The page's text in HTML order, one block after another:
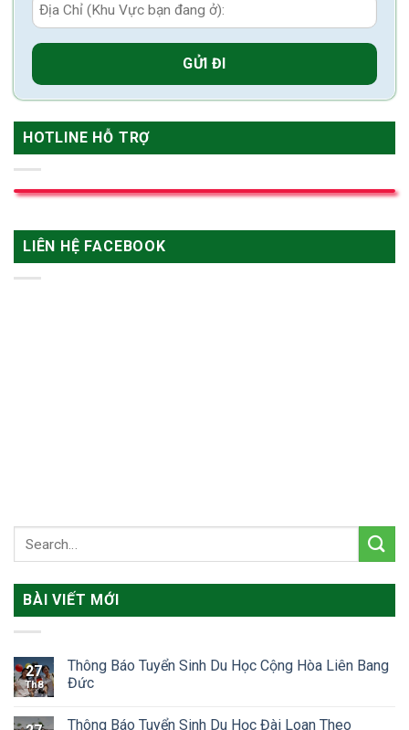
HOTLINE HỖ TRỢ
LIÊN HỆ FACEBOOK
BÀI VIẾT MỚI
27
Th8
Thông Báo Tuyển Sinh Du Học Cộng Hòa Liên Bang
Đức
Thông Báo Tuyển Sinh Du Học Đài Loan Theo